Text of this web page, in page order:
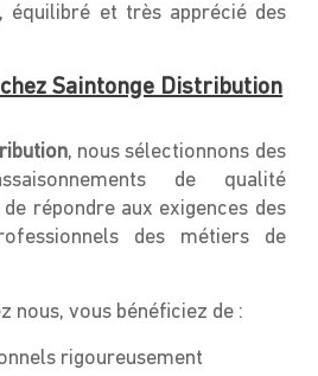
équilibré et très apprécié des
Saintonge Distribution
, nous sélectionnons des
de qualité
répondre aux exigences des
des métiers de
nous, vous bénéficiez de :
rigoureusement